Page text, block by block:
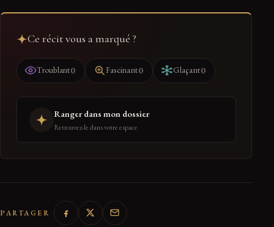
Ce récit vous a marqué ?
Troublant0 Fascinant0 Glaçant0
Ranger dans mon dossier
Retrouvez-le dans votre espace
PARTAGER